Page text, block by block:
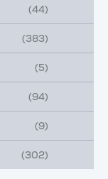
(44)
(383)
(5)
(94)
(9)
(302)